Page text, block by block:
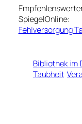
SpiegelOnline:
Fehlversorgung
Bibliothek im
Taubheit